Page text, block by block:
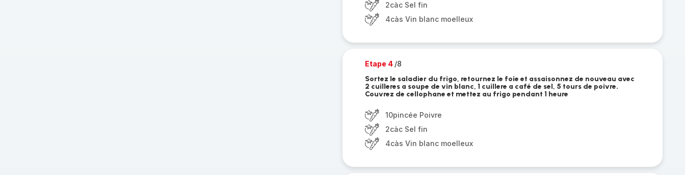
2càc Sel fin
4càs Vin blanc moelleux
Etape 4 /8
Sortez le saladier du frigo, retournez le foie et assaisonnez de nouveau avec
2 cuilleres a soupe de vin blanc, 1 cuillere a café de sel, 5 tours de poivre.
Couvrez de cellophane et mettez au frigo pendant 1 heure
10pincée Poivre
2càc Sel fin
4càs Vin blanc moelleux